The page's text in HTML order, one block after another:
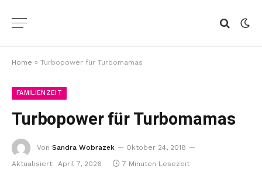
Home » Turbopower für Turbomamas
FAMILIENZEIT
Turbopower für Turbomamas
Von Sandra Wobrazek
Oktober 24, 2018
Aktualisiert: April 7, 2026 7 Minuten Lesezeit